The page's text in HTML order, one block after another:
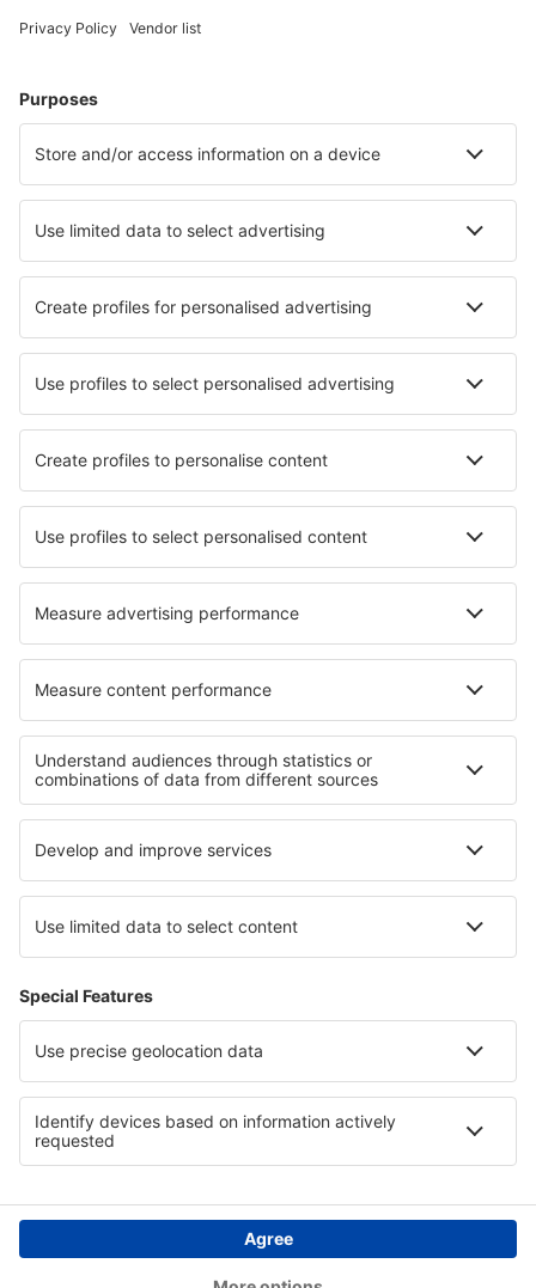
appartamenti e altri.
Hotel nelle Filippine - Città popolari
Hotel a Dávao Hotel a Cebu Hotel in Quezon City
Hotel in Baguio Hotel in Pasay Hotel Minglanilla
Hotel in General Trias Hotel Valencia
Hotel in Krems an der Donau Hotel in Marilleva 900
Hotel a Rurrenabaque Hotel in El Rosario
Hotel in Zalewo Hotel in Jarnac Hotel in Konak
Hotel in Brook Park
I migliori hotel - zone
Hotel a Bohol Hotel a Meribel-les-Allues
Hotel in Pyrenees Mountains
Hotel in Harz Hotel in Pongolapoort Nature Reserve